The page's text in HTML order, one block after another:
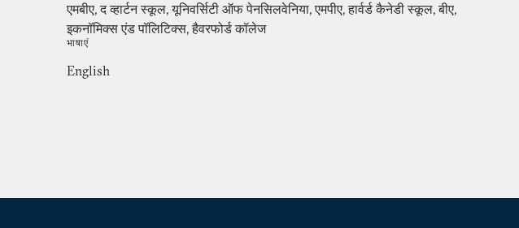
एमबीए, द व्हार्टन स्कूल, यूनिवर्सिटी ऑफ पेनसिलवेनिया, एमपीए, हार्वर्ड कैनेडी स्कूल, बीए,
इकनॉमिक्स एंड पॉलिटिक्स, हैवरफोर्ड कॉलेज
भाषाएं
English